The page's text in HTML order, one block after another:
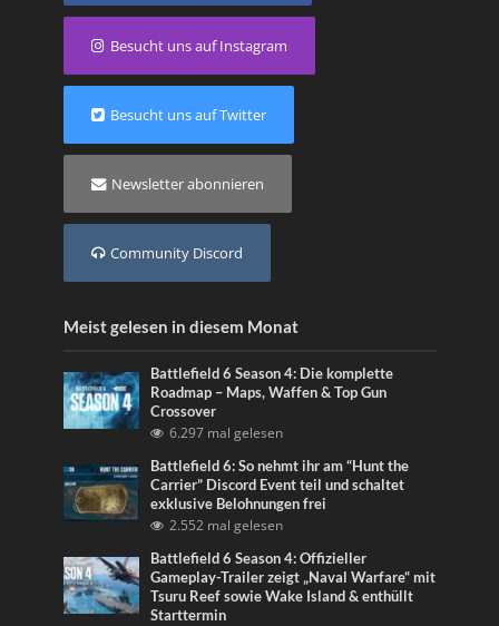
Besucht uns auf Instagram
Besucht uns auf Twitter
Newsletter abonnieren
Community Discord
Meist gelesen in diesem Monat
Battlefield 6 Season 4: Die komplette
Roadmap – Maps, Waffen & Top Gun
Crossover
6.297 mal gelesen
Battlefield 6: So nehmt ihr am “Hunt the
Carrier” Discord Event teil und schaltet
exklusive Belohnungen frei
2.552 mal gelesen
Battlefield 6 Season 4: Offizieller
Gameplay-Trailer zeigt „Naval Warfare“ mit
Tsuru Reef sowie Wake Island & enthüllt
Starttermin